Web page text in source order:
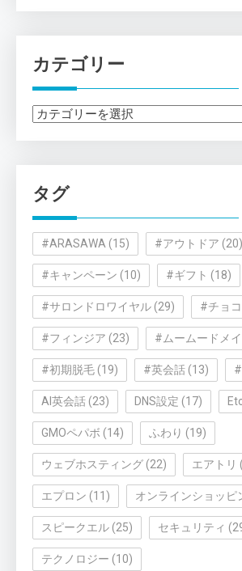
カテゴリー
カ
ー
タグ
#ARASAWA (15) #アウトドア (20)
#キャンペーン (10) #ギフト (18)
#サロンドロワイヤル (29) #チョ
#フィンジア (23) #ムームードメ
#初期脱毛 (19) #英会話 (13)
AI英会話 (23) DNS設定 (17)
GMOペパボ (14) ふわり (19)
ウェブホスティング (22) エアトリ
エプロン (11) オンラインショッピ
スピークエル (25) セキュリティ
テクノロジー (10)